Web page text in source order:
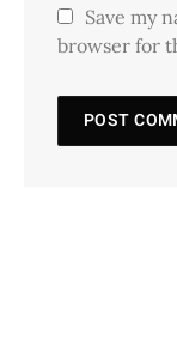
Save my
browser for